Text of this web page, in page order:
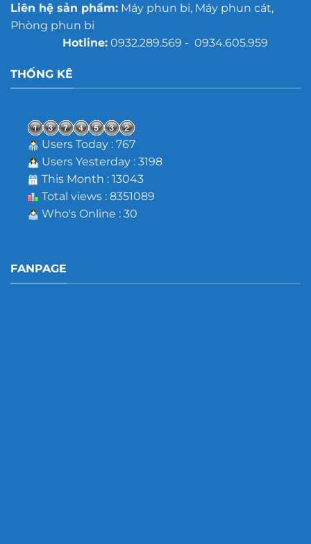
Liên hệ sản phẩm:Máy phun bi, Máy phun cát,
Phòng phun bi
Hotline:0932.289.569 - 0934.605.959
THỐNG KÊ
Users Today : 767
Users Yesterday : 3198
This Month : 13043
Total views : 8351089
Who's Online : 30
FANPAGE